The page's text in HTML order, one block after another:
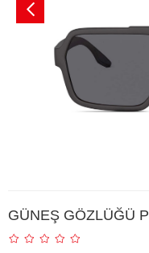
GÜNEŞ GÖZLÜĞÜ